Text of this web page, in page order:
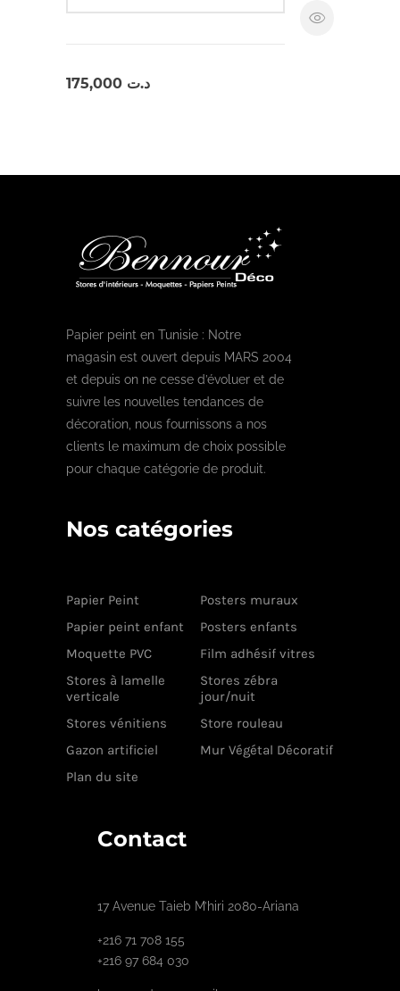
د.ت
Papier peint en Tunisie : Notre
magasin est ouvert depuis MARS 2004
et depuis on ne cesse d’évoluer et de
suivre les nouvelles tendances de
décoration, nous fournissons a nos
clients le maximum de choix possible
pour chaque catégorie de produit.
Nos catégories
Papier Peint
Posters muraux
Papier peint enfant
Posters enfants
Moquette PVC
Film adhésif vitres
Stores à lamelle
verticale
Stores zébra
jour/nuit
Stores vénitiens
Store rouleau
Gazon artificiel
Mur Végétal Décoratif
Plan du site
Contact
17 Avenue Taieb M’hiri 2080-Ariana
+216 71 708 155
+216 97 684 030